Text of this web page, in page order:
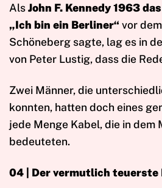
AlsJohn F. Kennedy 1963
„Ich bin ein Berliner“ vor
Schöneberg sagte, lag es in
von Peter Lustig, dass die
Zwei Männer, die
konnten, hatten doch eines
jede Menge Kabel, die in dem
bedeuteten.
04 | Der vermutlich teuerste